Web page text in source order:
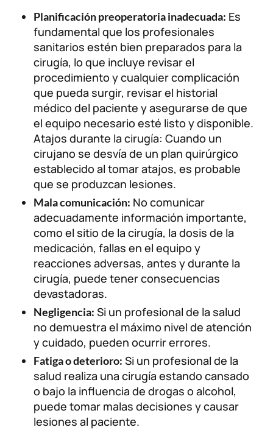
Planificación preoperatoria inadecuada: Es
fundamental que los profesionales
sanitarios estén bien preparados para la
cirugía, lo que incluye revisar el
procedimiento y cualquier complicación
que pueda surgir, revisar el historial
médico del paciente y asegurarse de que
el equipo necesario esté listo y disponible.
Atajos durante la cirugía: Cuando un
cirujano se desvía de un plan quirúrgico
establecido al tomar atajos, es probable
que se produzcan lesiones.
Mala comunicación: No comunicar
adecuadamente información importante,
como el sitio de la cirugía, la dosis de la
medicación, fallas en el equipo y
reacciones adversas, antes y durante la
cirugía, puede tener consecuencias
devastadoras.
Negligencia: Si un profesional de la salud
no demuestra el máximo nivel de atención
y cuidado, pueden ocurrir errores.
Fatiga o deterioro: Si un profesional de la
salud realiza una cirugía estando cansado
o bajo la influencia de drogas o alcohol,
puede tomar malas decisiones y causar
lesiones al paciente.